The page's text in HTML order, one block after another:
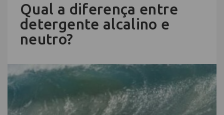
Qual a diferença entre
detergente alcalino e
neutro?